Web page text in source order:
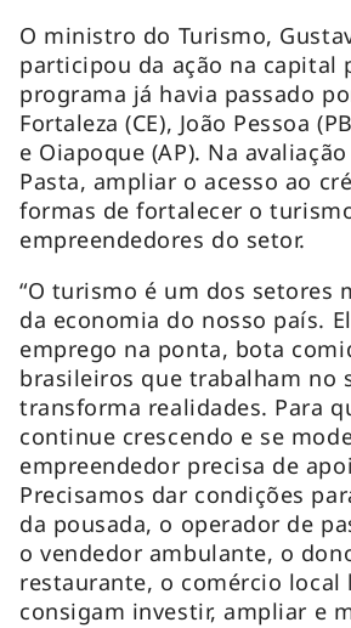
O ministro do Turismo,
participou da ação na capital
programa já havia passado
Fortaleza (CE), João Pessoa
e Oiapoque (AP). Na
Pasta, ampliar o acesso ao
formas de fortalecer o
empreendedores do setor.
“O turismo é um dos setores
da economia do nosso país.
emprego na ponta, bota
brasileiros que trabalham no
transforma realidades. Para
continue crescendo e se
empreendedor precisa de
Precisamos dar condições
da pousada, o operador de
o vendedor ambulante, o
restaurante, o comércio local
consigam investir, ampliar e